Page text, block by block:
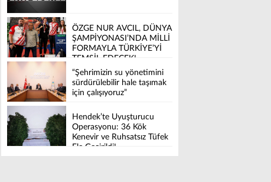
ÖZGE NUR AVCIL, DÜNYA
ŞAMPİYONASI’NDA MİLLİ
FORMAYLA TÜRKİYE’Yİ
TEMSİL EDECEK!
“Şehrimizin su yönetimini
sürdürülebilir hale taşımak
için çalışıyoruz”
Hendek’te Uyuşturucu
Operasyonu: 36 Kök
Kenevir ve Ruhsatsız Tüfek
Ele Geçirildi!